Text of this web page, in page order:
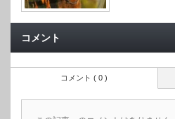
コメント
コメント ( 0 )